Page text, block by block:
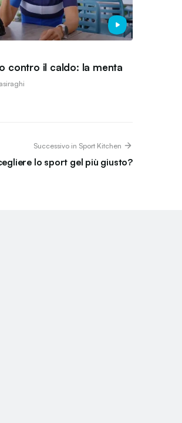
contro il caldo: la menta
Successivo in Sport Kitchen
lo sport gel più giusto?